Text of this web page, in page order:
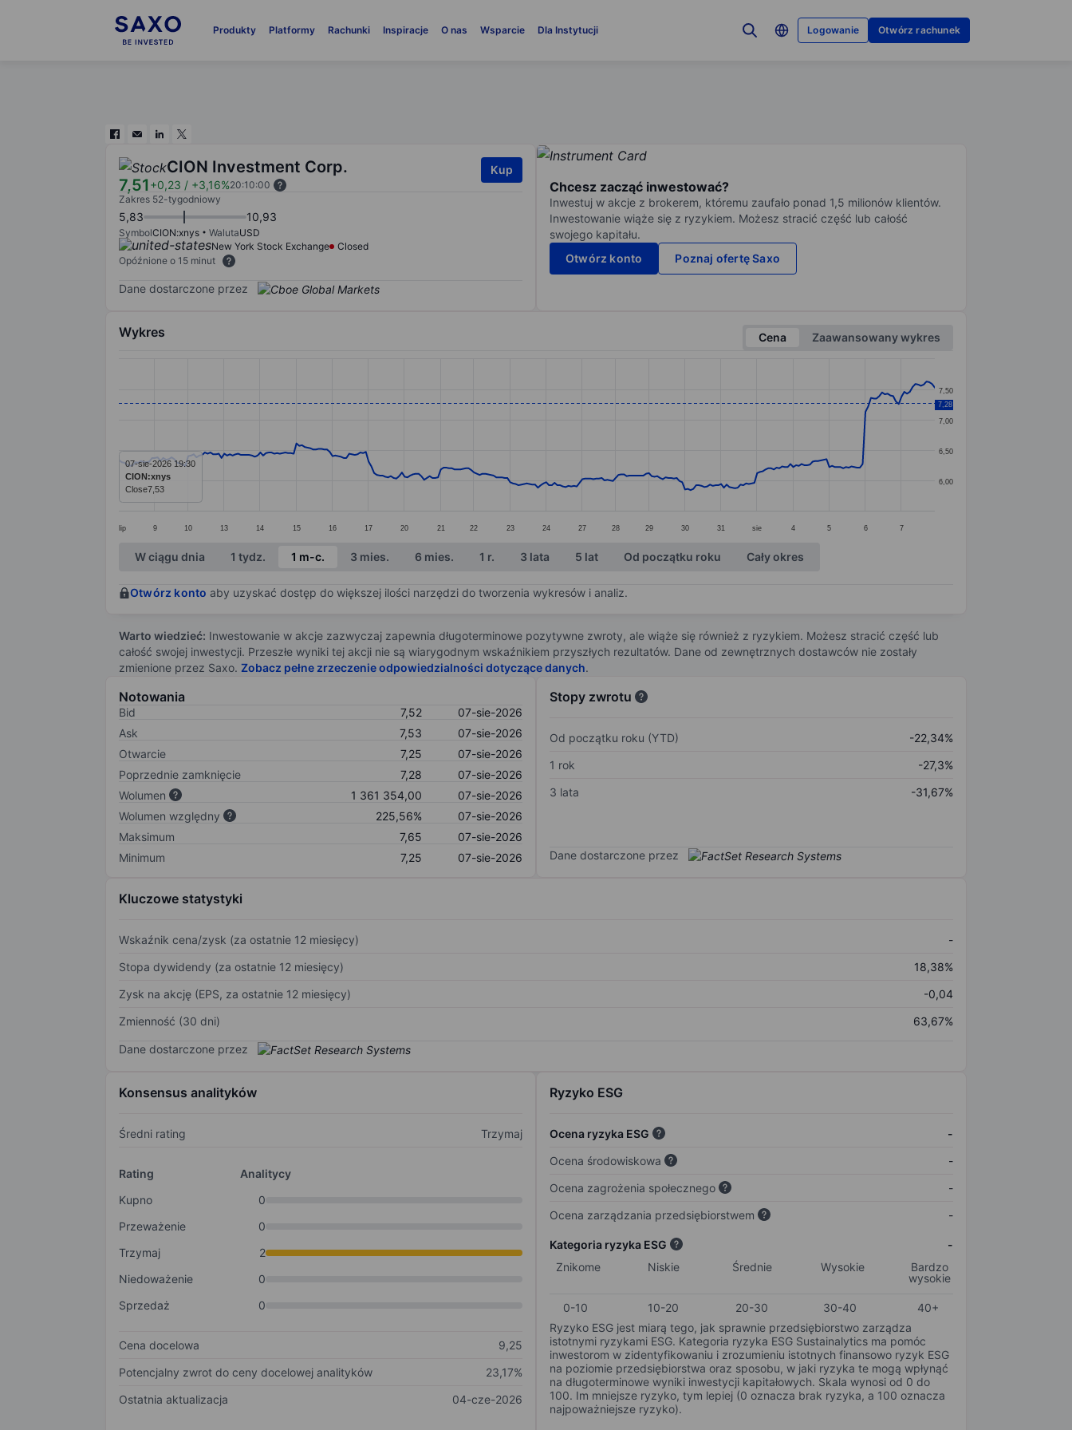
Produkty Platformy Rachunki Inspiracje O nas Wsparcie Dla Instytucji Logowanie Otwórz rachunek
CION Investment Corp.
7,51+0,23 / +3,16%20:10:00
Kup
Zakres 52-tygodniowy
5,83 10,93
SymbolCION:xnys WalutaUSD
New York Stock Exchange
Closed
Opóźnione o 15 minut
Dane dostarczone przez
Chcesz zacząć inwestować?
Inwestuj w akcje z brokerem, któremu zaufało ponad 1,5 milionów klientów.
Inwestowanie wiąże się z ryzykiem. Możesz stracić część lub całość
swojego kapitału.
Otwórz konto
Poznaj ofertę Saxo
Wykres Cena
Zaawansowany wykres
The chart has 1 Y axis displaying values. Data ranges from 5.84 to 7.63.
lip 9 10 13 14 15 16 17 20 21 22 23 24 27 28 29 30 31 sie 4 5 6 7
6,00
6,50
7,00
7,50
7,28
07-sie-2026 19:30
CION:xnys
Close7,53
End of interactive chart.
W ciągu dnia 1 tydz. 1 m-c. 3 mies. 6 mies. 1 r. 3 lata 5 lat Od początku roku Cały okres
Otwórz konto aby uzyskać dostęp do większej ilości narzędzi do tworzenia wykresów i analiz.
Warto wiedzieć: Inwestowanie w akcje zazwyczaj zapewnia długoterminowe pozytywne zwroty, ale wiąże się również z ryzykiem. Możesz stracić część lub
całość swojej inwestycji. Przeszłe wyniki tej akcji nie są wiarygodnym wskaźnikiem przyszłych rezultatów. Dane od zewnętrznych dostawców nie zostały
zmienione przez Saxo. Zobacz pełne zrzeczenie odpowiedzialności dotyczące danych.
Notowania
Bid 7,52
07-sie-2026
Ask
7,53
07-sie-2026
Otwarcie
7,25
07-sie-2026
Poprzednie zamknięcie
7,28
07-sie-2026
Wolumen
1 361 354,00
07-sie-2026
Wolumen względny
225,56%
07-sie-2026
Maksimum
7,65
07-sie-2026
Minimum
7,25 07-sie-2026
Stopy zwrotu
Od początku roku (YTD)
-22,34%
1 rok
-27,3%
3 lata
-31,67%
Dane dostarczone przez
Kluczowe statystyki
Wskaźnik cena/zysk (za ostatnie 12 miesięcy)
-
Stopa dywidendy (za ostatnie 12 miesięcy)
18,38%
Zysk na akcję (EPS, za ostatnie 12 miesięcy)
-0,04
Zmienność (30 dni)
63,67%
Dane dostarczone przez
Konsensus analityków
Średni rating Trzymaj
Rating
Analitycy
Kupno
0
Przeważenie
0
Trzymaj
2
Niedoważenie
0
Sprzedaż
0
Cena docelowa
9,25
Potencjalny zwrot do ceny docelowej analityków
23,17%
Ostatnia aktualizacja
04-cze-2026
Ryzyko ESG
Ocena ryzyka ESG
-
Ocena środowiskowa
-
Ocena zagrożenia społecznego
-
Ocena zarządzania przedsiębiorstwem
-
Kategoria ryzyka ESG
-
Znikome
Niskie Średnie Wysokie
Bardzo
wysokie
0-10 10-20 20-30 30-40
40+
Ryzyko ESG jest miarą tego, jak sprawnie przedsiębiorstwo zarządza
istotnymi ryzykami ESG. Kategoria ryzyka ESG Sustainalytics ma pomóc
inwestorom w zidentyfikowaniu i zrozumieniu istotnych finansowo ryzyk ESG
na poziomie przedsiębiorstwa oraz sposobu, w jaki ryzyka te mogą wpłynąć
na długoterminowe wyniki inwestycji kapitałowych. Skala wynosi od 0 do
100. Im mniejsze ryzyko, tym lepiej (0 oznacza brak ryzyka, a 100 oznacza
najpoważniejsze ryzyko).